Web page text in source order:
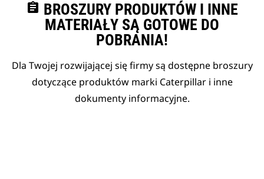
assignment BROSZURY PRODUKTÓW I INNE
MATERIAŁY SĄ GOTOWE DO
POBRANIA!
Dla Twojej rozwijającej się firmy są dostępne broszury
dotyczące produktów marki Caterpillar i inne
dokumenty informacyjne.